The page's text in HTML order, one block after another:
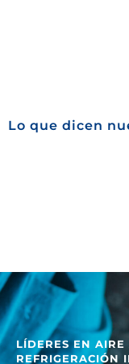
Lo que dicen
LÍDERES EN
REFRIGERACIÓN